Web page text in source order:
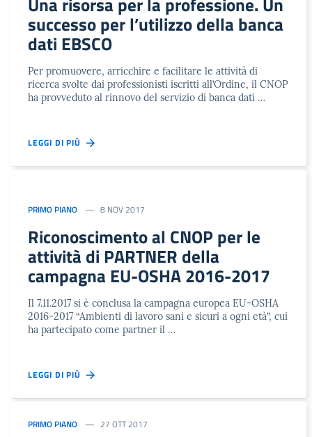
successo per l’utilizzo della banca
dati EBSCO
Per promuovere, arricchire e facilitare le attività di
ricerca svolte dai professionisti iscritti all’Ordine, il CNOP
ha provveduto al rinnovo del servizio di banca dati …
LEGGI DI PIÙ
PRIMO PIANO 8 NOV 2017
Riconoscimento al CNOP per le
attività di PARTNER della
campagna EU-OSHA 2016-2017
Il 7.11.2017 si è conclusa la campagna europea EU-OSHA
2016-2017 “Ambienti di lavoro sani e sicuri a ogni età”, cui
ha partecipato come partner il …
LEGGI DI PIÙ
PRIMO PIANO 27 OTT 2017